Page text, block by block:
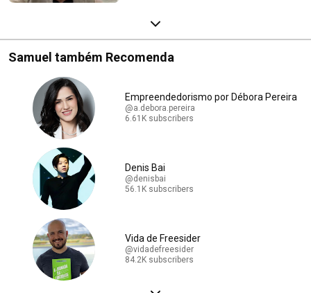
Samuel também Recomenda
Empreendedorismo por Débora Pereira
@a.debora.pereira
6.61K subscribers
Denis Bai
@denisbai
56.1K subscribers
Vida de Freesider
@vidadefreesider
84.2K subscribers